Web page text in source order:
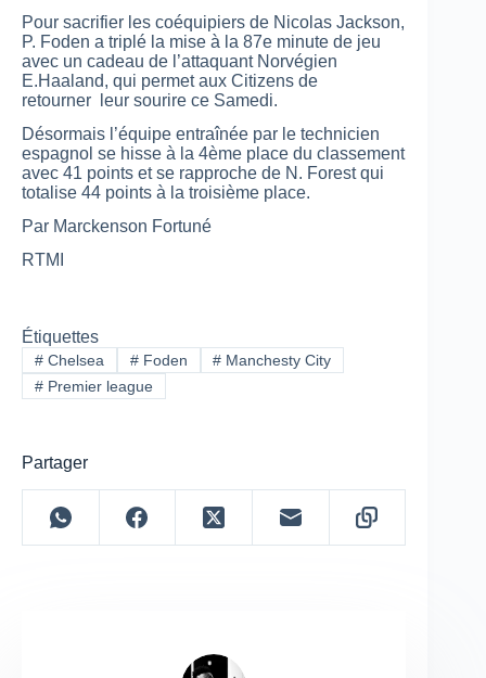
Pour sacrifier les coéquipiers de Nicolas Jackson,
P. Foden a triplé la mise à la 87e minute de jeu
avec un cadeau de l’attaquant Norvégien
E.Haaland, qui permet aux Citizens de
retourner leur sourire ce Samedi.
Désormais l’équipe entraînée par le technicien
espagnol se hisse à la 4ème place du classement
avec 41 points et se rapproche de N. Forest qui
totalise 44 points à la troisième place.
Par Marckenson Fortuné
RTMI
Étiquettes
#Chelsea #Foden # Manchesty City
#Premier league
Partager